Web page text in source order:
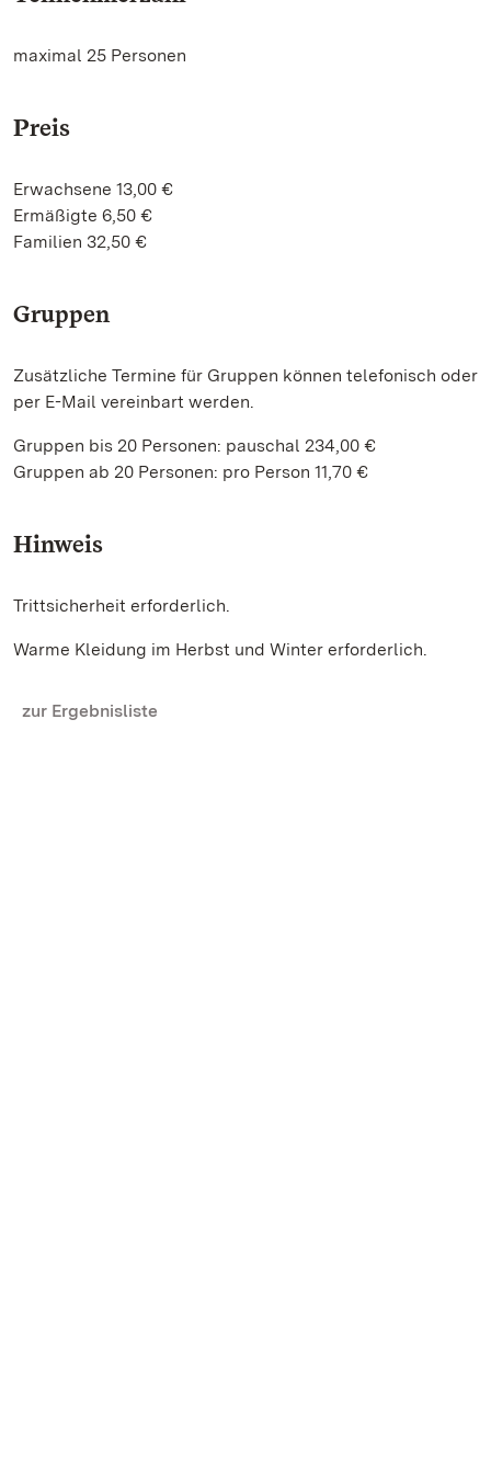
maximal 25 Personen
Preis
Erwachsene 13,00 €
Ermäßigte 6,50 €
Familien 32,50 €
Gruppen
Zusätzliche Termine für Gruppen können telefonisch oder
per E-Mail vereinbart werden.
Gruppen bis 20 Personen: pauschal 234,00 €
Gruppen ab 20 Personen: pro Person 11,70 €
Hinweis
Trittsicherheit erforderlich.
Warme Kleidung im Herbst und Winter erforderlich.
zur Ergebnisliste